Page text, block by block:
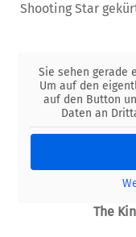
Shooting Star
Sie sehen gerade
Um auf den
auf den Button
Daten an
The